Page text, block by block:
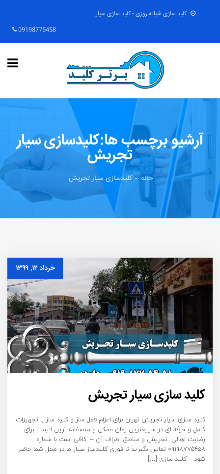
کلید سازی شبانه روزی - کلید سازی سیار
09198775458
آرشیو برچسب ها:کلیدسازی سیار
تجریش
خانه کلیدسازی سیار تجریش
خرداد ۱۲, ۱۳۹۹
کلید سازی سیار تجریش
کلید سازی سیار تجریش تهران برای اعزام قفل ساز و کلید ساز با تجهیزات
کامل و حرفه ای در سریعترین زمان ممکن و منصفانه ترین قیمت برای
رضایت اهالی تجریش و مناطق اطراف آن – کافی است با شماره
۰۹۱۹۸۷۷۵۴۵۸ تماس بگیرید تا فوری کلیدساز سیار ما در محل شما حاضر
شود. کلید سازی […]